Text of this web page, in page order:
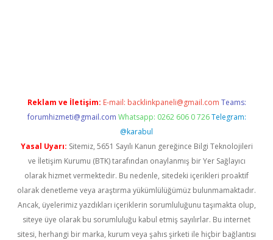
Reklam ve İletişim: E-mail: backlinkpaneli@gmail.com Teams:
forumhizmeti@gmail.com Whatsapp: 0262 606 0 726 Telegram:
@karabul
Yasal Uyarı: Sitemiz, 5651 Sayılı Kanun gereğince Bilgi Teknolojileri
ve İletişim Kurumu (BTK) tarafından onaylanmış bir Yer Sağlayıcı
olarak hizmet vermektedir. Bu nedenle, sitedeki içerikleri proaktif
olarak denetleme veya araştırma yükümlülüğümüz bulunmamaktadır.
Ancak, üyelerimiz yazdıkları içeriklerin sorumluluğunu taşımakta olup,
siteye üye olarak bu sorumluluğu kabul etmiş sayılırlar. Bu internet
sitesi, herhangi bir marka, kurum veya şahıs şirketi ile hiçbir bağlantısı